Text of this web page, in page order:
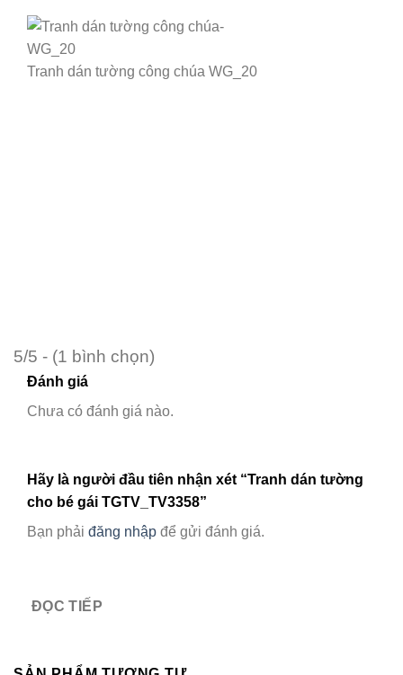
Tranh dán tường công chúa WG_20
5/5 - (1 bình chọn)
Đánh giá
Chưa có đánh giá nào.
Hãy là người đầu tiên nhận xét “Tranh dán tường
cho bé gái TGTV_TV3358”
Bạn phải đăng nhập để gửi đánh giá.
ĐỌC TIẾP